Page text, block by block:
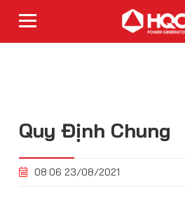
Quy Định Chung
08:06 23/08/2021